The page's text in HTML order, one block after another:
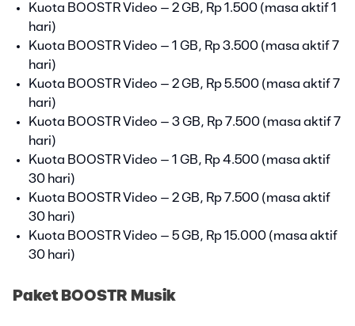
Kuota BOOSTR Video – 2 GB, Rp 1.500 (masa aktif 1
hari)
Kuota BOOSTR Video – 1 GB, Rp 3.500 (masa aktif 7
hari)
Kuota BOOSTR Video – 2 GB, Rp 5.500 (masa aktif 7
hari)
Kuota BOOSTR Video – 3 GB, Rp 7.500 (masa aktif 7
hari)
Kuota BOOSTR Video – 1 GB, Rp 4.500 (masa aktif
30 hari)
Kuota BOOSTR Video – 2 GB, Rp 7.500 (masa aktif
30 hari)
Kuota BOOSTR Video – 5 GB, Rp 15.000 (masa aktif
30 hari)
Paket BOOSTR Musik